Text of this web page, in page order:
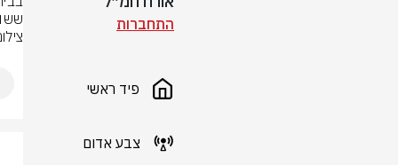
התחברות
פיד ראשי
צבע אדום